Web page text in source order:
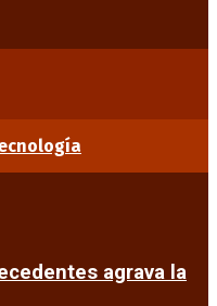
agrava la